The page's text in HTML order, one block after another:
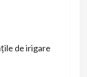
de irigare